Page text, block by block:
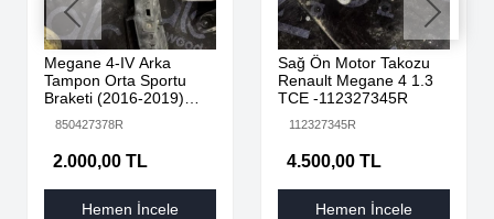
Megane 4-IV Arka
Tampon Orta Sportu
Braketi (2016-2019)
Mais
850427378R
2.000,00 TL
Hemen İncele
Sağ Ön Motor Takozu
Renault Megane 4 1.3
TCE -112327345R
112327345R
4.500,00 TL
Hemen İncele